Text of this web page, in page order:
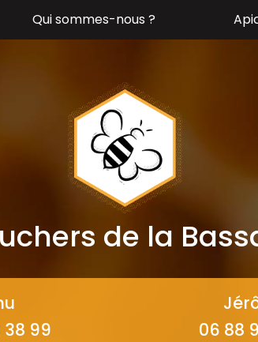
Qui sommes-nous ?
de la
38 99
06 88